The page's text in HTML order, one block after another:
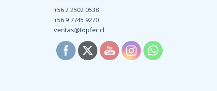
+56 2 2502 0538
+56 9 7745 9270
ventas@topfer.cl